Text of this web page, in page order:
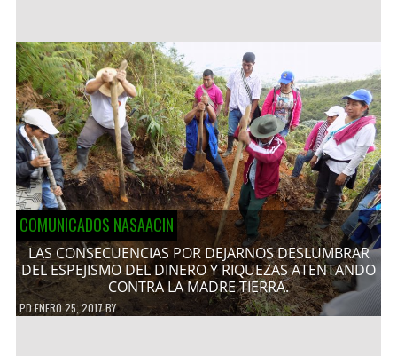
COMUNICADOS NASAACIN
LAS CONSECUENCIAS POR DEJARNOS DESLUMBRAR
DEL ESPEJISMO DEL DINERO Y RIQUEZAS ATENTANDO
CONTRA LA MADRE TIERRA.
PDENERO 25, 2017BY